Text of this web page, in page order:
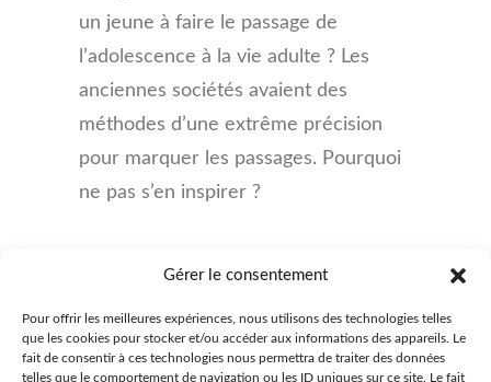
Gérer le consentement
Pour offrir les meilleures expériences, nous utilisons des technologies telles
que les cookies pour stocker et/ou accéder aux informations des appareils. Le
fait de consentir à ces technologies nous permettra de traiter des données
telles que le comportement de navigation ou les ID uniques sur ce site. Le fait
un jeune à faire le passage de
l’adolescence à la vie adulte ? Les
anciennes sociétés avaient des
méthodes d’une extrême précision
pour marquer les passages. Pourquoi
ne pas s’en inspirer ?